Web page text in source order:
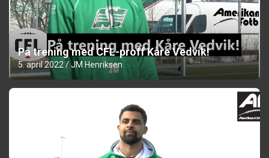
På trening med CFL-proff Kåre Vedvik!
5. april 2022 JM Henriksen